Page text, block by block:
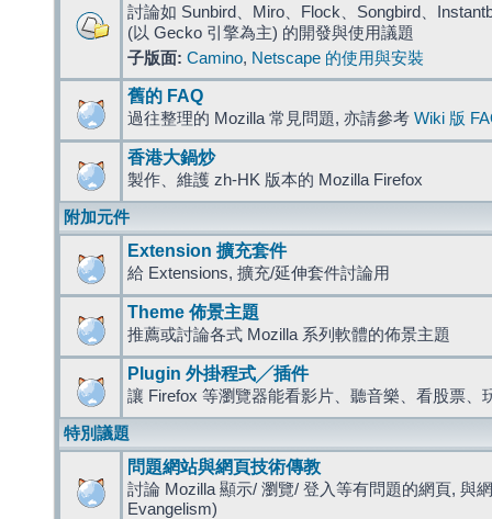
討論如 Sunbird、Miro、Flock、Songbird、
(以 Gecko 引擎為主) 的開發與使用議題
子版面: Camino, Netscape 的使用與安裝
舊的 FAQ
過往整理的 Mozilla 常見問題, 亦請參考 Wiki 版
香港大鍋炒
製作、維護 zh-HK 版本的 Mozilla Firefox
附加元件
Extension 擴充套件
給 Extensions, 擴充/延伸套件討論用
Theme 佈景主題
推薦或討論各式 Mozilla 系列軟體的佈景主題
Plugin 外掛程式╱插件
讓 Firefox 等瀏覽器能看影片、聽音樂、看股票、
特別議題
問題網站與網頁技術傳教
討論 Mozilla 顯示/ 瀏覽/ 登入等有問題的網頁, 與
Evangelism)